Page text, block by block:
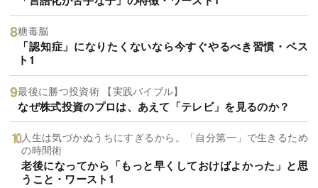
糖毒脳
「認知症」になりたくないなら今すぐやるべき習慣・ベス
ト1
最後に勝つ投資術 【実践バイブル】
なぜ株式投資のプロは、あえて「テレビ」を見るのか？
人生は気づかぬうちにすぎるから。「自分第一」で生きるため
の時間術
老後になってから「もっと早くしておけばよかった」と思
うこと・ワースト1